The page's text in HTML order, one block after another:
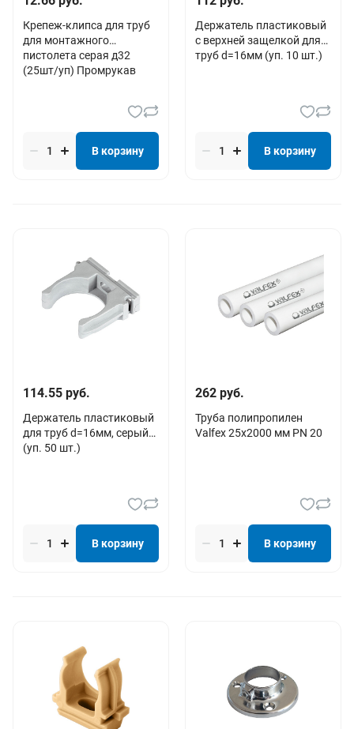
Крепеж-клипса для труб
для монтажного
пистолета серая д32
(25шт/уп) Промрукав
В корзину
Держатель пластиковый
с верхней защелкой для
труб d=16мм (уп. 10 шт.)
В корзину
114.55 руб.
Держатель пластиковый
для труб d=16мм, серый
(уп. 50 шт.)
В корзину
262 руб.
Труба полипропилен
Valfex 25х2000 мм PN 20
В корзину